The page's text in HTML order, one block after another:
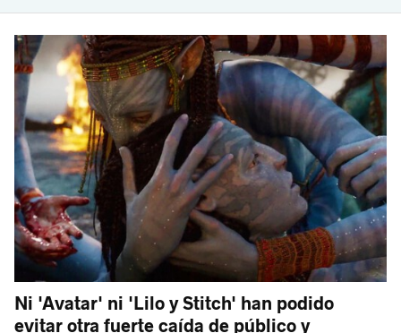
Ni 'Avatar' ni 'Lilo y Stitch' han podido
evitar otra fuerte caída de público y